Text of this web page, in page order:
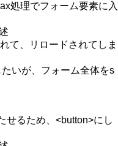
処理でフォーム要素に入
て、リロードされてしま
いが、フォーム全体をs
せるため、<button>にし